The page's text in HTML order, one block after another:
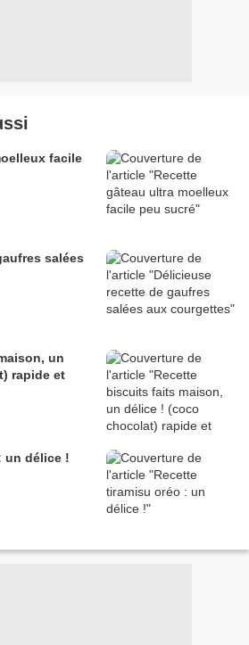
facile
salées
un
rapide et
un délice !